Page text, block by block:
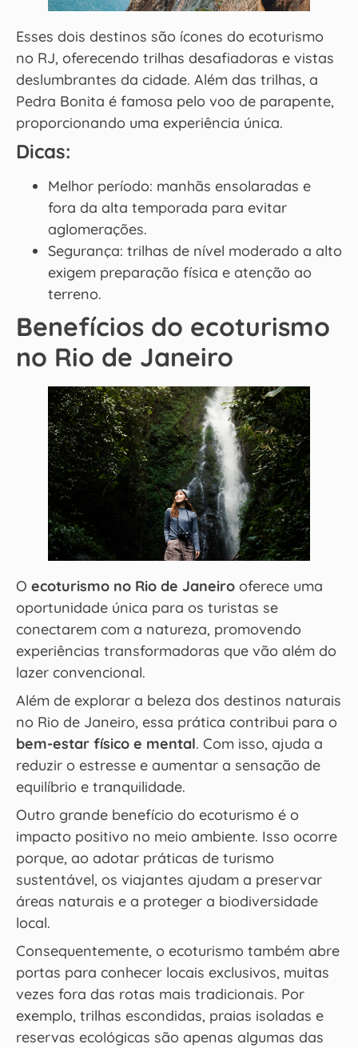
Esses dois destinos são ícones do ecoturismo
no RJ, oferecendo trilhas desafiadoras e vistas
deslumbrantes da cidade. Além das trilhas, a
Pedra Bonita é famosa pelo voo de parapente,
proporcionando uma experiência única.
Dicas:
Melhor período: manhãs ensolaradas e
fora da alta temporada para evitar
aglomerações.
Segurança: trilhas de nível moderado a alto
exigem preparação física e atenção ao
terreno.
Benefícios do ecoturismo
no Rio de Janeiro
O ecoturismo no Rio de Janeiro oferece uma
oportunidade única para os turistas se
conectarem com a natureza, promovendo
experiências transformadoras que vão além do
lazer convencional.
Além de explorar a beleza dos destinos naturais
no Rio de Janeiro, essa prática contribui para o
bem-estar físico e mental. Com isso, ajuda a
reduzir o estresse e aumentar a sensação de
equilíbrio e tranquilidade.
Outro grande benefício do ecoturismo é o
impacto positivo no meio ambiente. Isso ocorre
porque, ao adotar práticas de turismo
sustentável, os viajantes ajudam a preservar
áreas naturais e a proteger a biodiversidade
local.
Consequentemente, o ecoturismo também abre
portas para conhecer locais exclusivos, muitas
vezes fora das rotas mais tradicionais. Por
exemplo, trilhas escondidas, praias isoladas e
reservas ecológicas são apenas algumas das